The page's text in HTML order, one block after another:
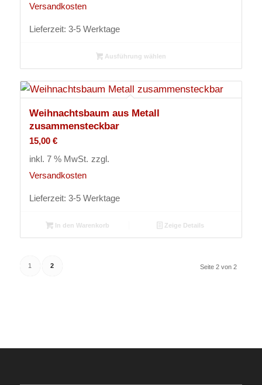
Versandkosten
Lieferzeit: 3-5 Werktage
Ausführung wählen
Weihnachtsbaum aus Metall
zusammensteckbar
15,00 €
inkl. 7 % MwSt. zzgl.
Versandkosten
Lieferzeit: 3-5 Werktage
In den Warenkorb Zeige Details
Seite 2 von 2
1 2